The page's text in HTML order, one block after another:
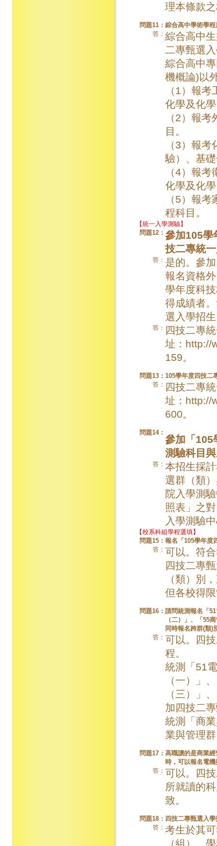
理本條款
問題11： 綜合高中學術學
答： 綜合高中
二專甄選
綜合高中
機概論)以
（1）報
化學及化
（2）報
目。
（3）報
驗）、基
（4）報
化學及化
（5）報
程科目。
【統一入學測驗】
問題12： 參加105學
技二專統
答： 是的。參
報名資格
學年度科
得成績者
選入學招
答： 四技二專
址：http://
159。
問題13： 105學年度四技二
答： 四技二專
址：http://
600。
問題14：
參加「105
測驗科目
答： 本招生採
選群（類
院入學測
照表」之
入學測驗
【校系科組學程選填】
問題15： 報名「105學年度
答： 可以。符
四技二專
（類）別
但各校得
問題16： 請問統測報名「
（二）」、「55
同時報名跨群(類)
答： 可以。四
程。
統測「51
（一）」
（三）」
加四技二
統測「商
業與管理
問題17： 高職讀的是商業
時，可以報名電
答： 可以。四
所就讀的
致。
問題18： 四技二專甄選入
答： 考生於其
（組）、